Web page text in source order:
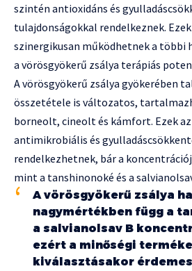
szintén antioxidáns és
tulajdonságokkal rendelkeznek.
szinergikusan működhetnek a többi
a vörösgyökerű zsálya terápiás
A vörösgyökerű zsálya gyökerében
összetétele is változatos,
borneolt, cineolt és kámfort. Ezek
antimikrobiális és
rendelkezhetnek, bár a
mint a tanshinonoké és a
A vörösgyökerű zsálya
nagymértékben függ a
a salvianolsav B
ezért a minőségi
kiválasztásakor